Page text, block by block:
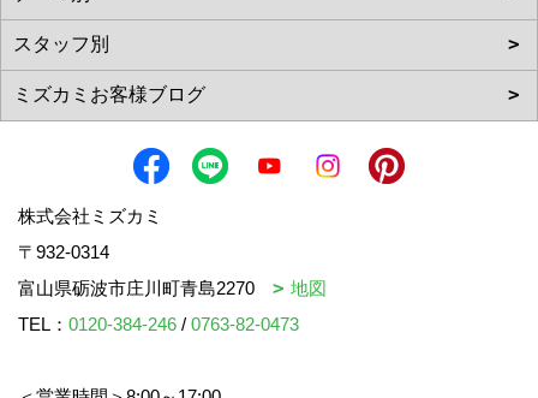
株式会社ミズカミ
〒932-0314
富山県砺波市庄川町青島2270
地図
TEL： 0120-384-246 / 0763-82-0473